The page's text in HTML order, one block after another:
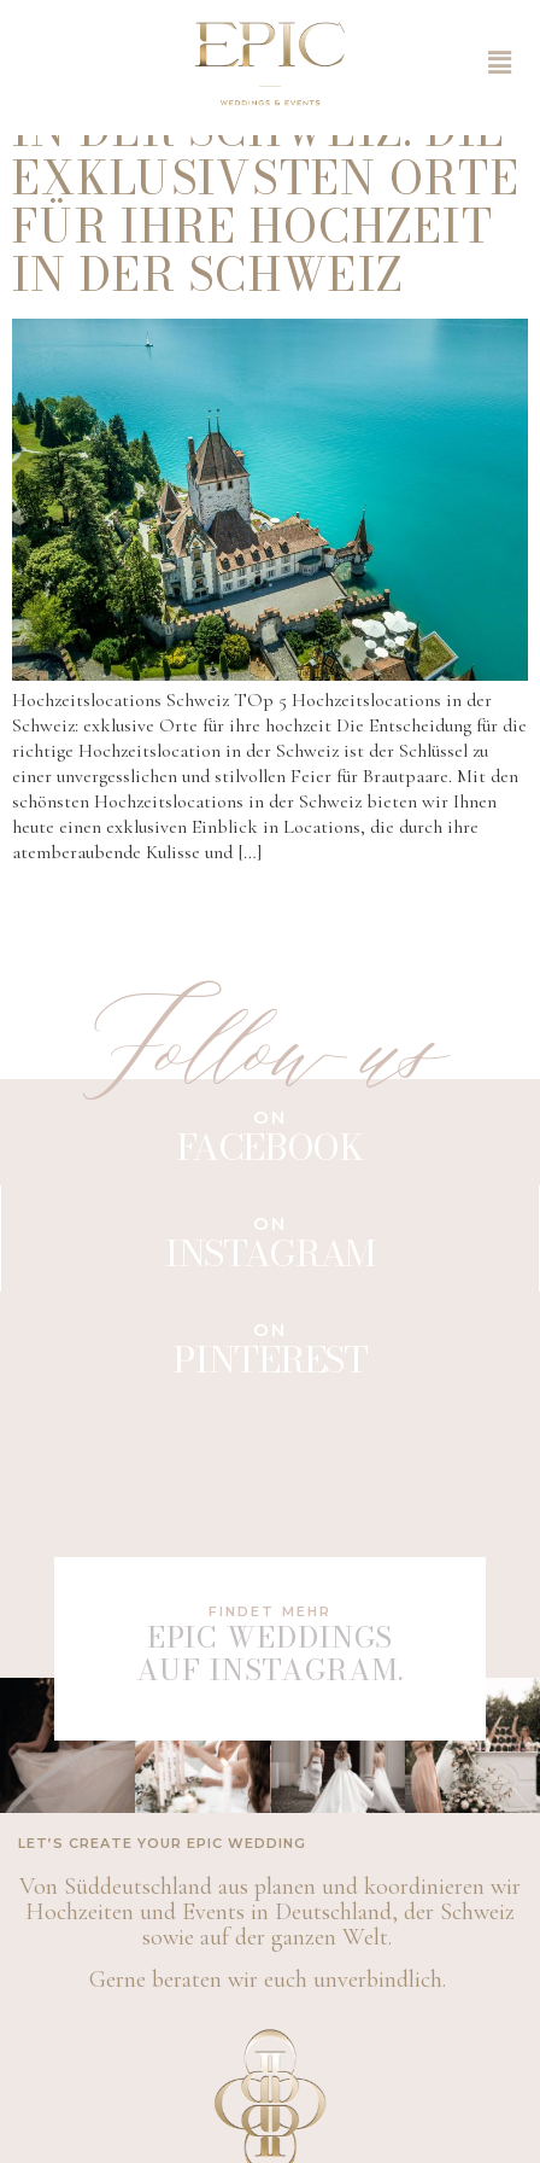
IN DER SCHWEIZ: DIE
EXKLUSIVSTEN ORTE
FÜR IHRE HOCHZEIT
IN DER SCHWEIZ
Hochzeitslocations Schweiz TOp 5 Hochzeitslocations in der
Schweiz: exklusive Orte für ihre hochzeit Die Entscheidung für die
richtige Hochzeitslocation in der Schweiz ist der Schlüssel zu
einer unvergesslichen und stilvollen Feier für Brautpaare. Mit den
schönsten Hochzeitslocations in der Schweiz bieten wir Ihnen
heute einen exklusiven Einblick in Locations, die durch ihre
atemberaubende Kulisse und […]
Follow us
ON
FACEBOOK
ON
INSTAGRAM
ON
PINTEREST
FINDET MEHR
EPIC WEDDINGS
AUF INSTAGRAM.
LET’S CREATE YOUR EPIC WEDDING
Von Süddeutschland aus planen und koordinieren wir
Hochzeiten und Events in Deutschland, der Schweiz
sowie auf der ganzen Welt.
Gerne beraten wir euch unverbindlich.